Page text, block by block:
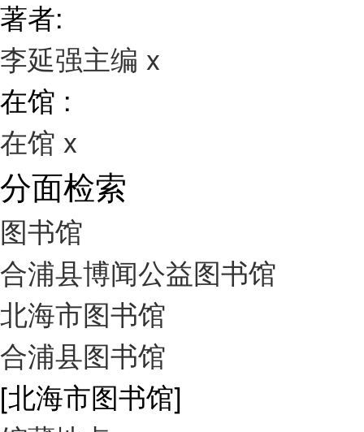
著者:
李延强主编 x
在馆 :
在馆 x
分面检索
图书馆
合浦县博闻公益图书馆
北海市图书馆
合浦县图书馆
[北海市图书馆]